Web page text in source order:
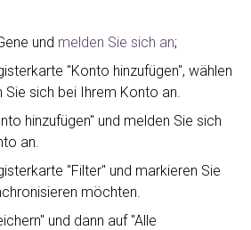
und melden Sie sich an;
"Konto hinzufügen", wählen
Sie sich bei Ihrem Konto an.
hinzufügen" und melden Sie sich
an.
"Filter" und markieren Sie
möchten.
und dann auf "Alle